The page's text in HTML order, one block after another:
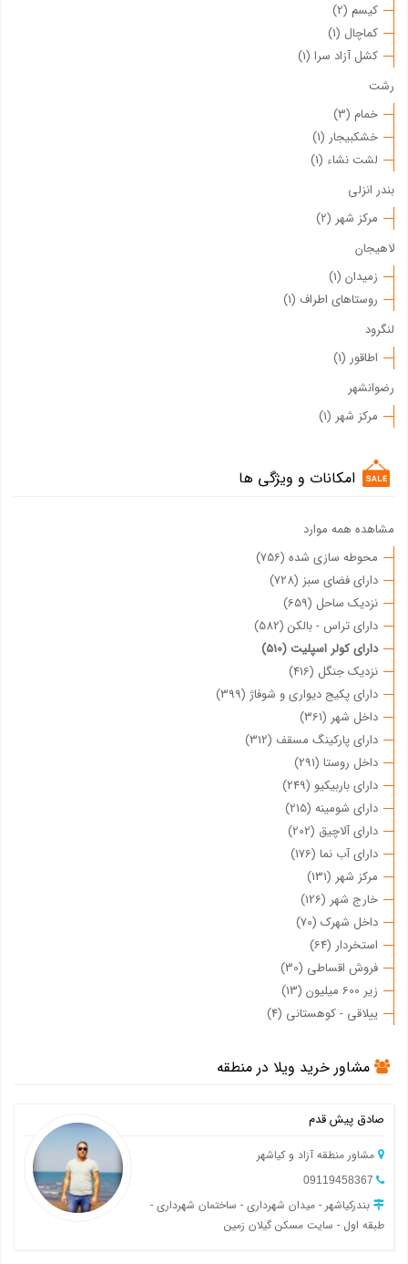
کیسم (2)
کماچال (1)
کشل آزاد سرا (1)
رشت
خمام (3)
خشکبیجار (1)
لشت نشاء (1)
بندر انزلی
مرکز شهر (2)
لاهیجان
زمیدان (1)
روستاهای اطراف (1)
لنگرود
اطاقور (1)
رضوانشهر
مرکز شهر (1)
امکانات و ویژگی ها
مشاهده همه موارد
محوطه سازی شده (756)
دارای فضای سبز (728)
نزدیک ساحل (659)
دارای تراس - بالکن (582)
دارای کولر اسپلیت (510)
نزدیک جنگل (416)
دارای پکیج دیواری و شوفاژ (399)
داخل شهر (361)
دارای پارکینگ مسقف (312)
داخل روستا (291)
دارای باربیکیو (249)
دارای شومینه (215)
دارای آلاچیق (202)
دارای آب نما (176)
مرکز شهر (131)
خارج شهر (126)
داخل شهرک (70)
استخردار (64)
فروش اقساطی (30)
زیر 600 میلیون (13)
ییلاقی - کوهستانی (4)
مشاور خرید ویلا در منطقه
صادق پیش قدم
مشاور منطقه آزاد و کیاشهر
بندرکیاشهر - میدان شهرداری - ساختمان شهرداری -
طبقه اول - سایت مسکن گیلان زمین